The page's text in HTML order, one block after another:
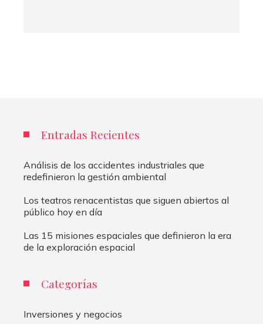
Entradas Recientes
Análisis de los accidentes industriales que
redefinieron la gestión ambiental
Los teatros renacentistas que siguen abiertos al
público hoy en día
Las 15 misiones espaciales que definieron la era
de la exploración espacial
Categorías
Inversiones y negocios